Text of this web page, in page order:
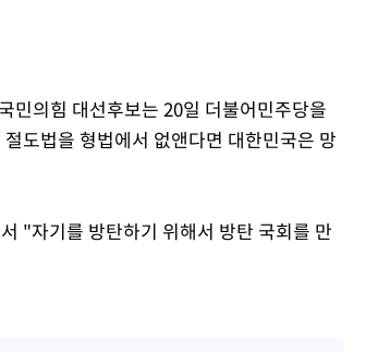
민의힘 대선후보는 20일 더불어민주당을
도법을 형법에서 없앤다면 대한민국은 망
"자기를 방탄하기 위해서 방탄 국회를 만